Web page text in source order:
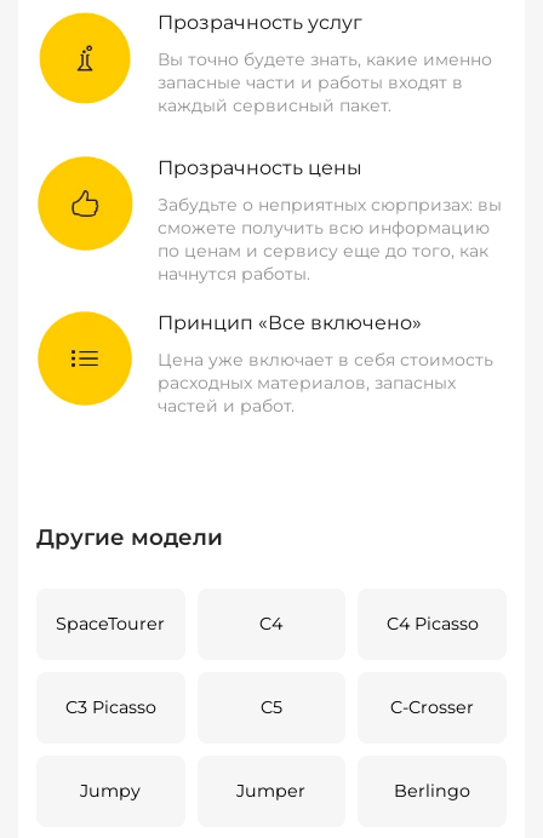
Прозрачность услуг
Вы точно будете знать, какие именно
запасные части и работы входят в
каждый сервисный пакет.
Прозрачность цены
Забудьте о неприятных сюрпризах: вы
сможете получить всю информацию
по ценам и сервису еще до того, как
начнутся работы.
Принцип «Все включено»
Цена уже включает в себя стоимость
расходных материалов, запасных
частей и работ.
Другие модели
SpaceTourer C4 C4 Picasso
C3 Picasso C5 C-Crosser
Jumpy Jumper Berlingo